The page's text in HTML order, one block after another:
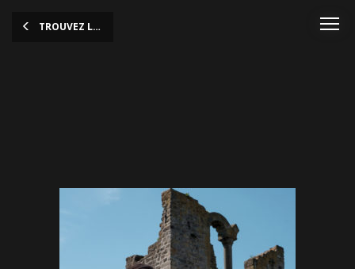
TROUVEZ LES RÉPONSES AU MUSÉE!